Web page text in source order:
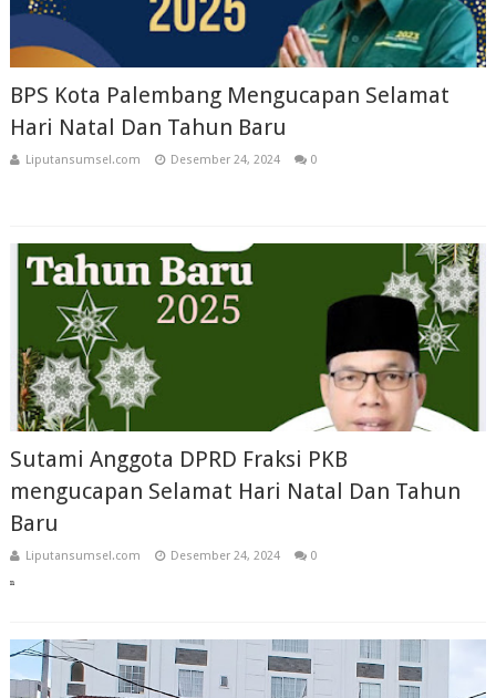
BPS Kota Palembang Mengucapan Selamat
Hari Natal Dan Tahun Baru
Liputansumsel.com Desember 24, 2024 0
Sutami Anggota DPRD Fraksi PKB
mengucapan Selamat Hari Natal Dan Tahun
Baru
Liputansumsel.com Desember 24, 2024 0
ⁿ